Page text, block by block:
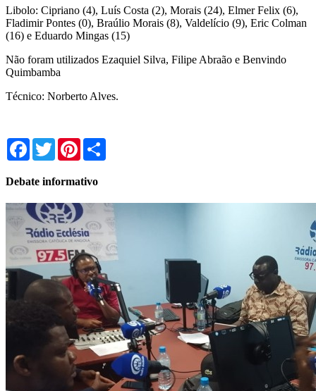
Libolo: Cipriano (4), Luís Costa (2), Morais (24), Elmer Felix (6),
Fladimir Pontes (0), Braúlio Morais (8), Valdelício (9), Eric Colman
(16) e Eduardo Mingas (15)
Não foram utilizados Ezaquiel Silva, Filipe Abraão e Benvindo
Quimbamba
Técnico: Norberto Alves.
Facebook
TwitterPinterest
Debate informativo